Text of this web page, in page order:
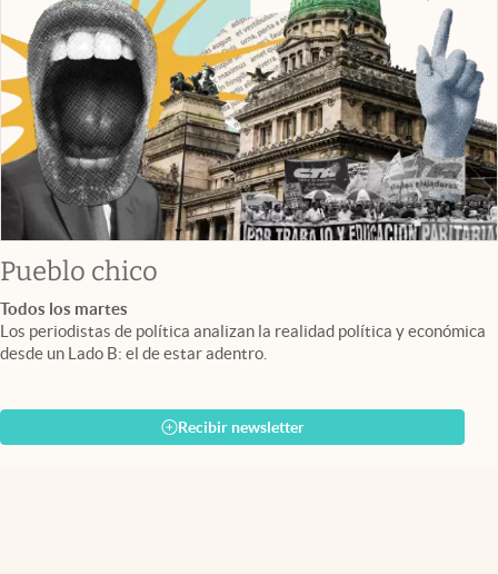
Pueblo chico
Todos los martes
Los periodistas de política analizan la realidad política y económica
desde un Lado B: el de estar adentro.
Recibir newsletter